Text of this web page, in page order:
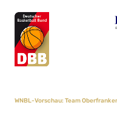
WNBL-Vorschau: Team